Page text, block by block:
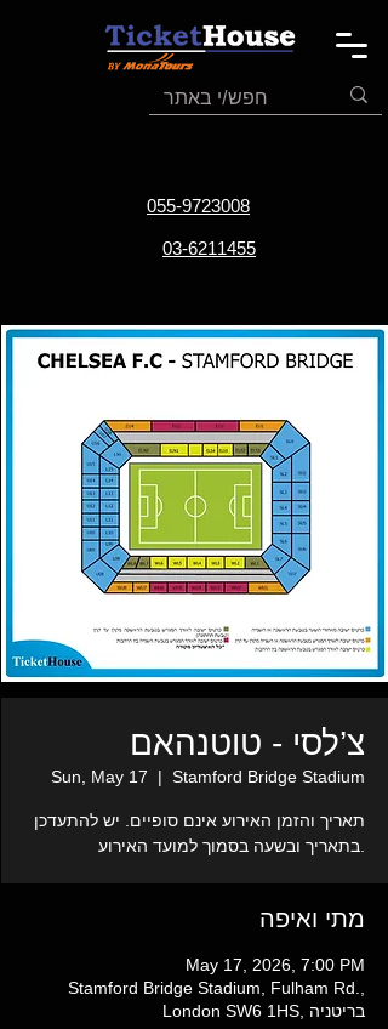
055-9723008
03-6211455
צ’לסי - טוטנהאם
Sun, May 17
  |
Stamford Bridge Stadium
תאריך והזמן האירוע אינם סופיים. יש להתעדכן
מתי ואיפה
May 17, 2026, 7:00 PM
Stamford Bridge Stadium, Fulham Rd.,
London SW6 1HS, בריטניה